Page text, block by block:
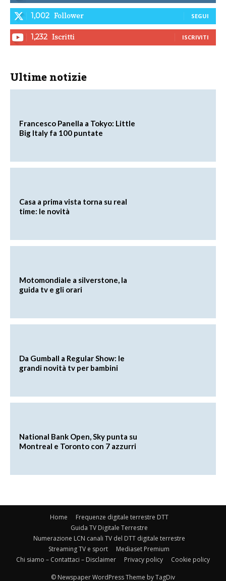
1,002 Follower SEGUI
1,232 Iscritti ISCRIVITI
Ultime notizie
Francesco Panella a Tokyo: Little
Big Italy fa 100 puntate
Casa a prima vista torna su real
time: le novità
Motomondiale a silverstone, la
guida tv e gli orari
Da Gumball a Regular Show: le
grandi novità tv per bambini
National Bank Open, Sky punta su
Montreal e Toronto con 7 azzurri
Home
Frequenze digitale terrestre DTT
Guida TV Digitale Terrestre
Numerazione LCN canali TV del DTT digitale terrestre
Streaming TV e sport
Mediaset Premium
Chi siamo – Contattaci – Disclaimer
Privacy policy Cookie policy
© Newspaper WordPress Theme by TagDiv